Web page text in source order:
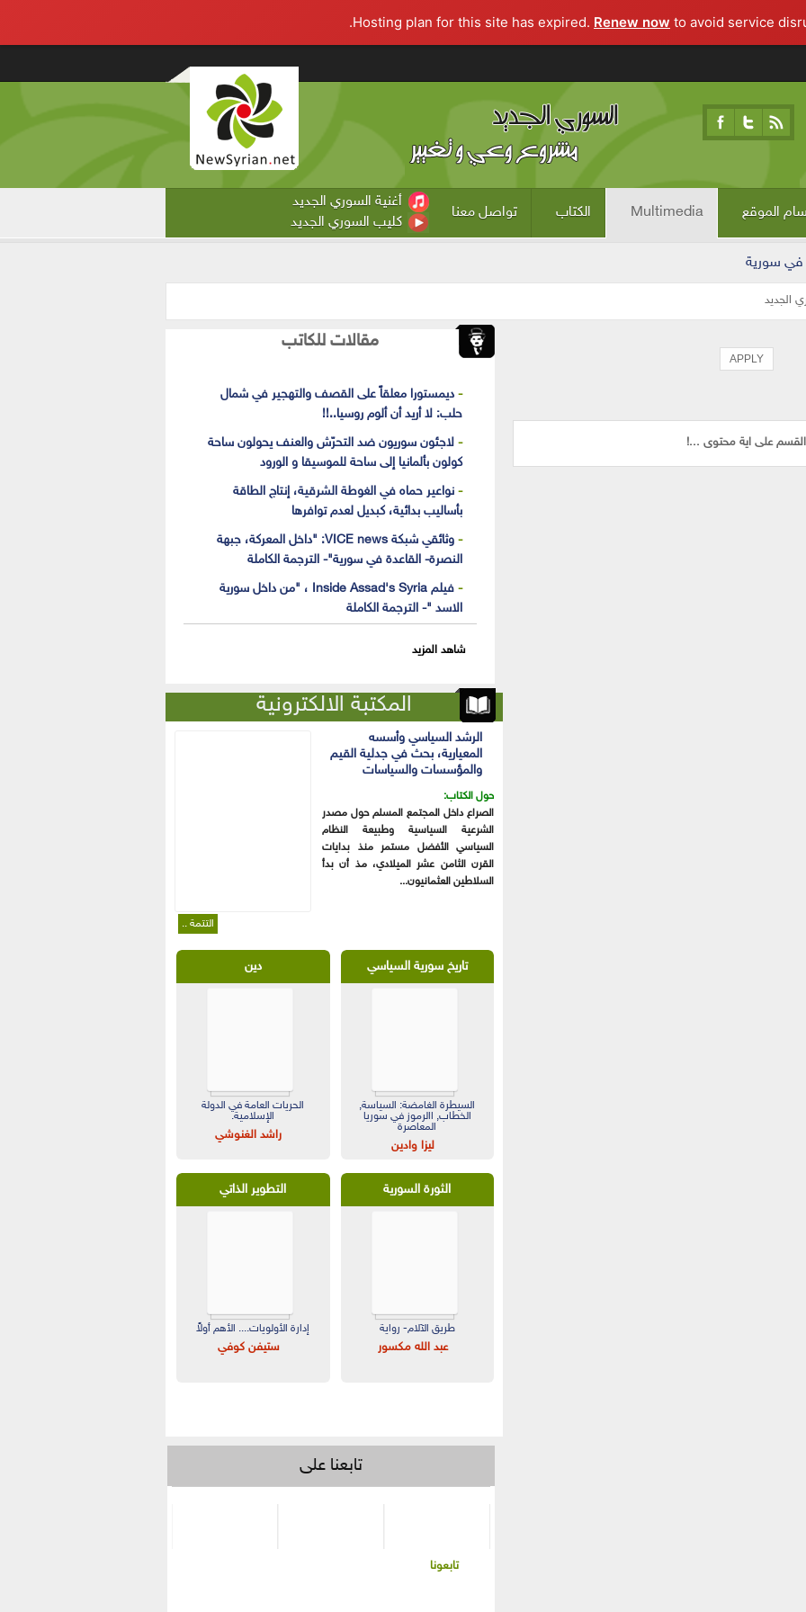
Renew now to avoid service
الموقع Multimedia الكتاب تواصل معنا
أغنية السوري الجديد
كليب السوري الجديد
في سورية
الجديد
مقالات للكاتب
ديمستورا معلقاً على القصف والتهجير في شمال
حلب: لا أريد أن ألوم روسيا..!!
لاجئون سوريون ضد التحرّش والعنف يحولون ساحة
كولون بألمانيا إلى ساحة للموسيقا و الورود
نواعير حماه في الغوطة الشرقية، إنتاج الطاقة
بأساليب بدائية، كبديل لعدم توافرها
وثائقي شبكة VICE news: "داخل المعركة، جبهة
النصرة- القاعدة في سورية"- الترجمة الكاملة
فيلم Inside Assad's Syria ، "من داخل سورية
الاسد "- الترجمة الكاملة
شاهد المزيد
المكتبة الالكترونية
الرشد السياسي وأسسه
المعيارية، بحث في جدلية القيم
والمؤسسات والسياسات
حول الكتاب:
الصراع داخل المجتمع المسلم حول مصدر
الشرعية السياسية وطبيعة النظام
السياسي الأفضل مستمر منذ بدايات
القرن الثامن عشر الميلادي، مذ أن بدأ
السلاطين العثمانيون...
التتمة ..
تاريخ سورية السياسي
السيطرة الغامضة: السياسة,
الخطاب, االرموز في سوريا
المعاصرة
ليزا وادين
دين
الحريات العامة في الدولة
الإسلامية.
راشد الغنوشي
الثورة السورية
طريق الآلام- رواية
عبد الله مكسور
التطوير الذاتي
إدارة الأولويات.... الأهم أولاً
ستيفن كوفي
تابعنا على
تابعونا
على اية محتوى ...!